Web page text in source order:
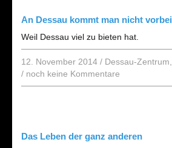
An Dessau kommt man nicht vorbei
Weil Dessau viel zu bieten hat.
12. November 2014 / Dessau-Zentrum
/ noch keine Kommentare
Das Leben der ganz anderen